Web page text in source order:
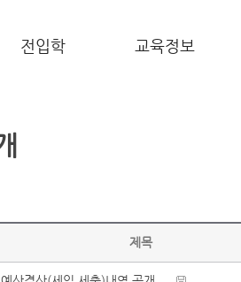
전입학 교육정보
제목